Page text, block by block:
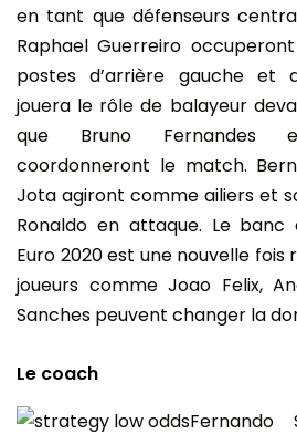
en tant que défenseurs
Raphael Guerreiro
postes d’arrière gauche et
jouera le rôle de balayeur
que Bruno Fernandes
coordonneront le match.
Jota agiront comme ailiers et
Ronaldo en attaque. Le banc
Euro 2020 est une nouvelle fois
joueurs comme Joao Felix,
Sanches peuvent changer la
Le coach